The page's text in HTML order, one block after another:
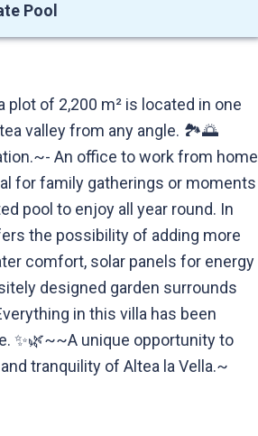
Pool
plot of 2,200 m² is located in one
valley from any angle. 🏞️🌅
An office to work from home
for family gatherings or moments
pool to enjoy all year round. In
the possibility of adding more
comfort, solar panels for energy
designed garden surrounds
in this villa has been
✨🌿~~A unique opportunity to
tranquility of Altea la Vella.~